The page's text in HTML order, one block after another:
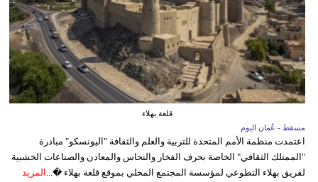
قلعة بهلاء
مسقط - عُمان اليوم
اعتمدت منظمة الأمم المتحدة للتربية والعلم والثقافة "اليونسكو" مبادرة
"الممتلك الثقافي" الخاصة بحرف الفخار والنحاس والمعادن والصناعات الخشبية
لفريق بهلاء التطوعي لمؤسسة المجتمع المحلي بموقع قلعة بهلاء �... المزيد